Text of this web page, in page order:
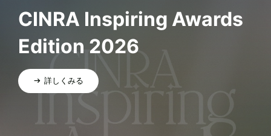
CINRA Inspiring Awards
Edition 2026
詳しくみる